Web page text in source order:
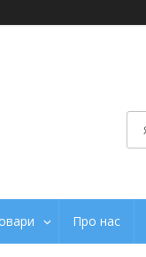
Про нас